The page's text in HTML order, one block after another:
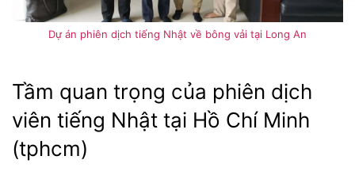
Dự án phiên dịch tiếng Nhật về bông vải tại Long An
Tầm quan trọng của phiên dịch
viên tiếng Nhật tại Hồ Chí Minh
(tphcm)